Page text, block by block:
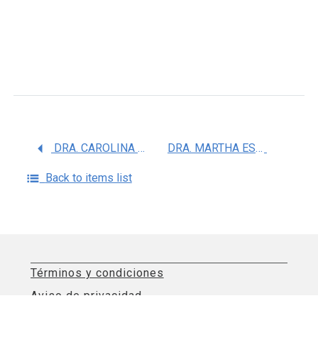
DRA. CAROLINA GARCIA DE ALBA RIVAS DRA. MARTHA ESTELA SALCIDO NEYOY
Back to items list
Términos y condiciones
Aviso de privacidad